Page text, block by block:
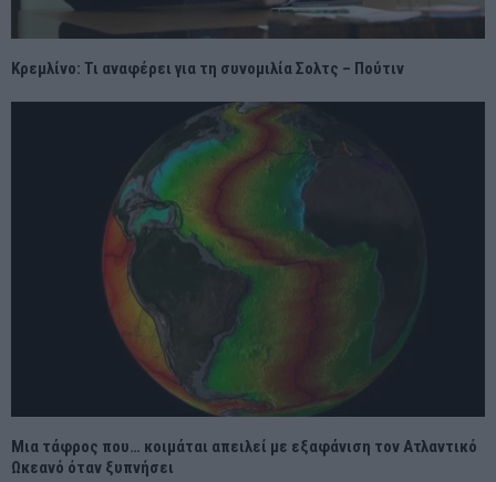
Κρεμλίνο: Τι αναφέρει για τη συνομιλία Σολτς – Πούτιν
Μια τάφρος που… κοιμάται απειλεί με εξαφάνιση τον Ατλαντικό
Ωκεανό όταν ξυπνήσει